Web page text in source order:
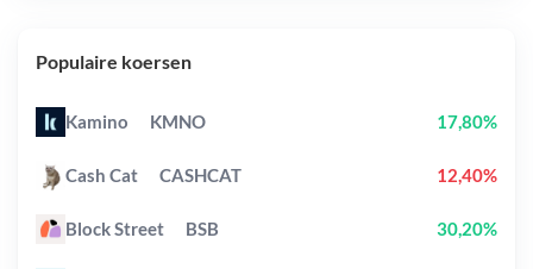
Populaire koersen
Kamino KMNO 17,80%
Cash Cat CASHCAT 12,40%
Block Street BSB 30,20%